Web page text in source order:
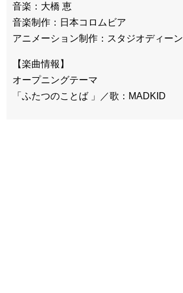
音楽：大橋 恵
音楽制作：日本コロムビア
アニメーション制作：スタジオディーン
【楽曲情報】
オープニングテーマ
「ふたつのことば 」／歌：MADKID